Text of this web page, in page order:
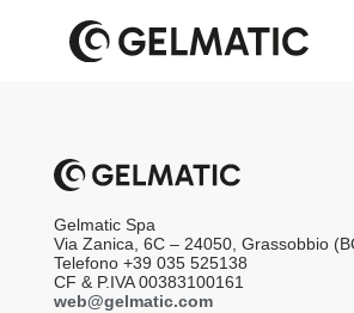
Gelmatic Spa
Via Zanica, 6C – 24050, Grassobbio
Telefono +39 035 525138
CF & P.IVA 00383100161
web@gelmatic.com